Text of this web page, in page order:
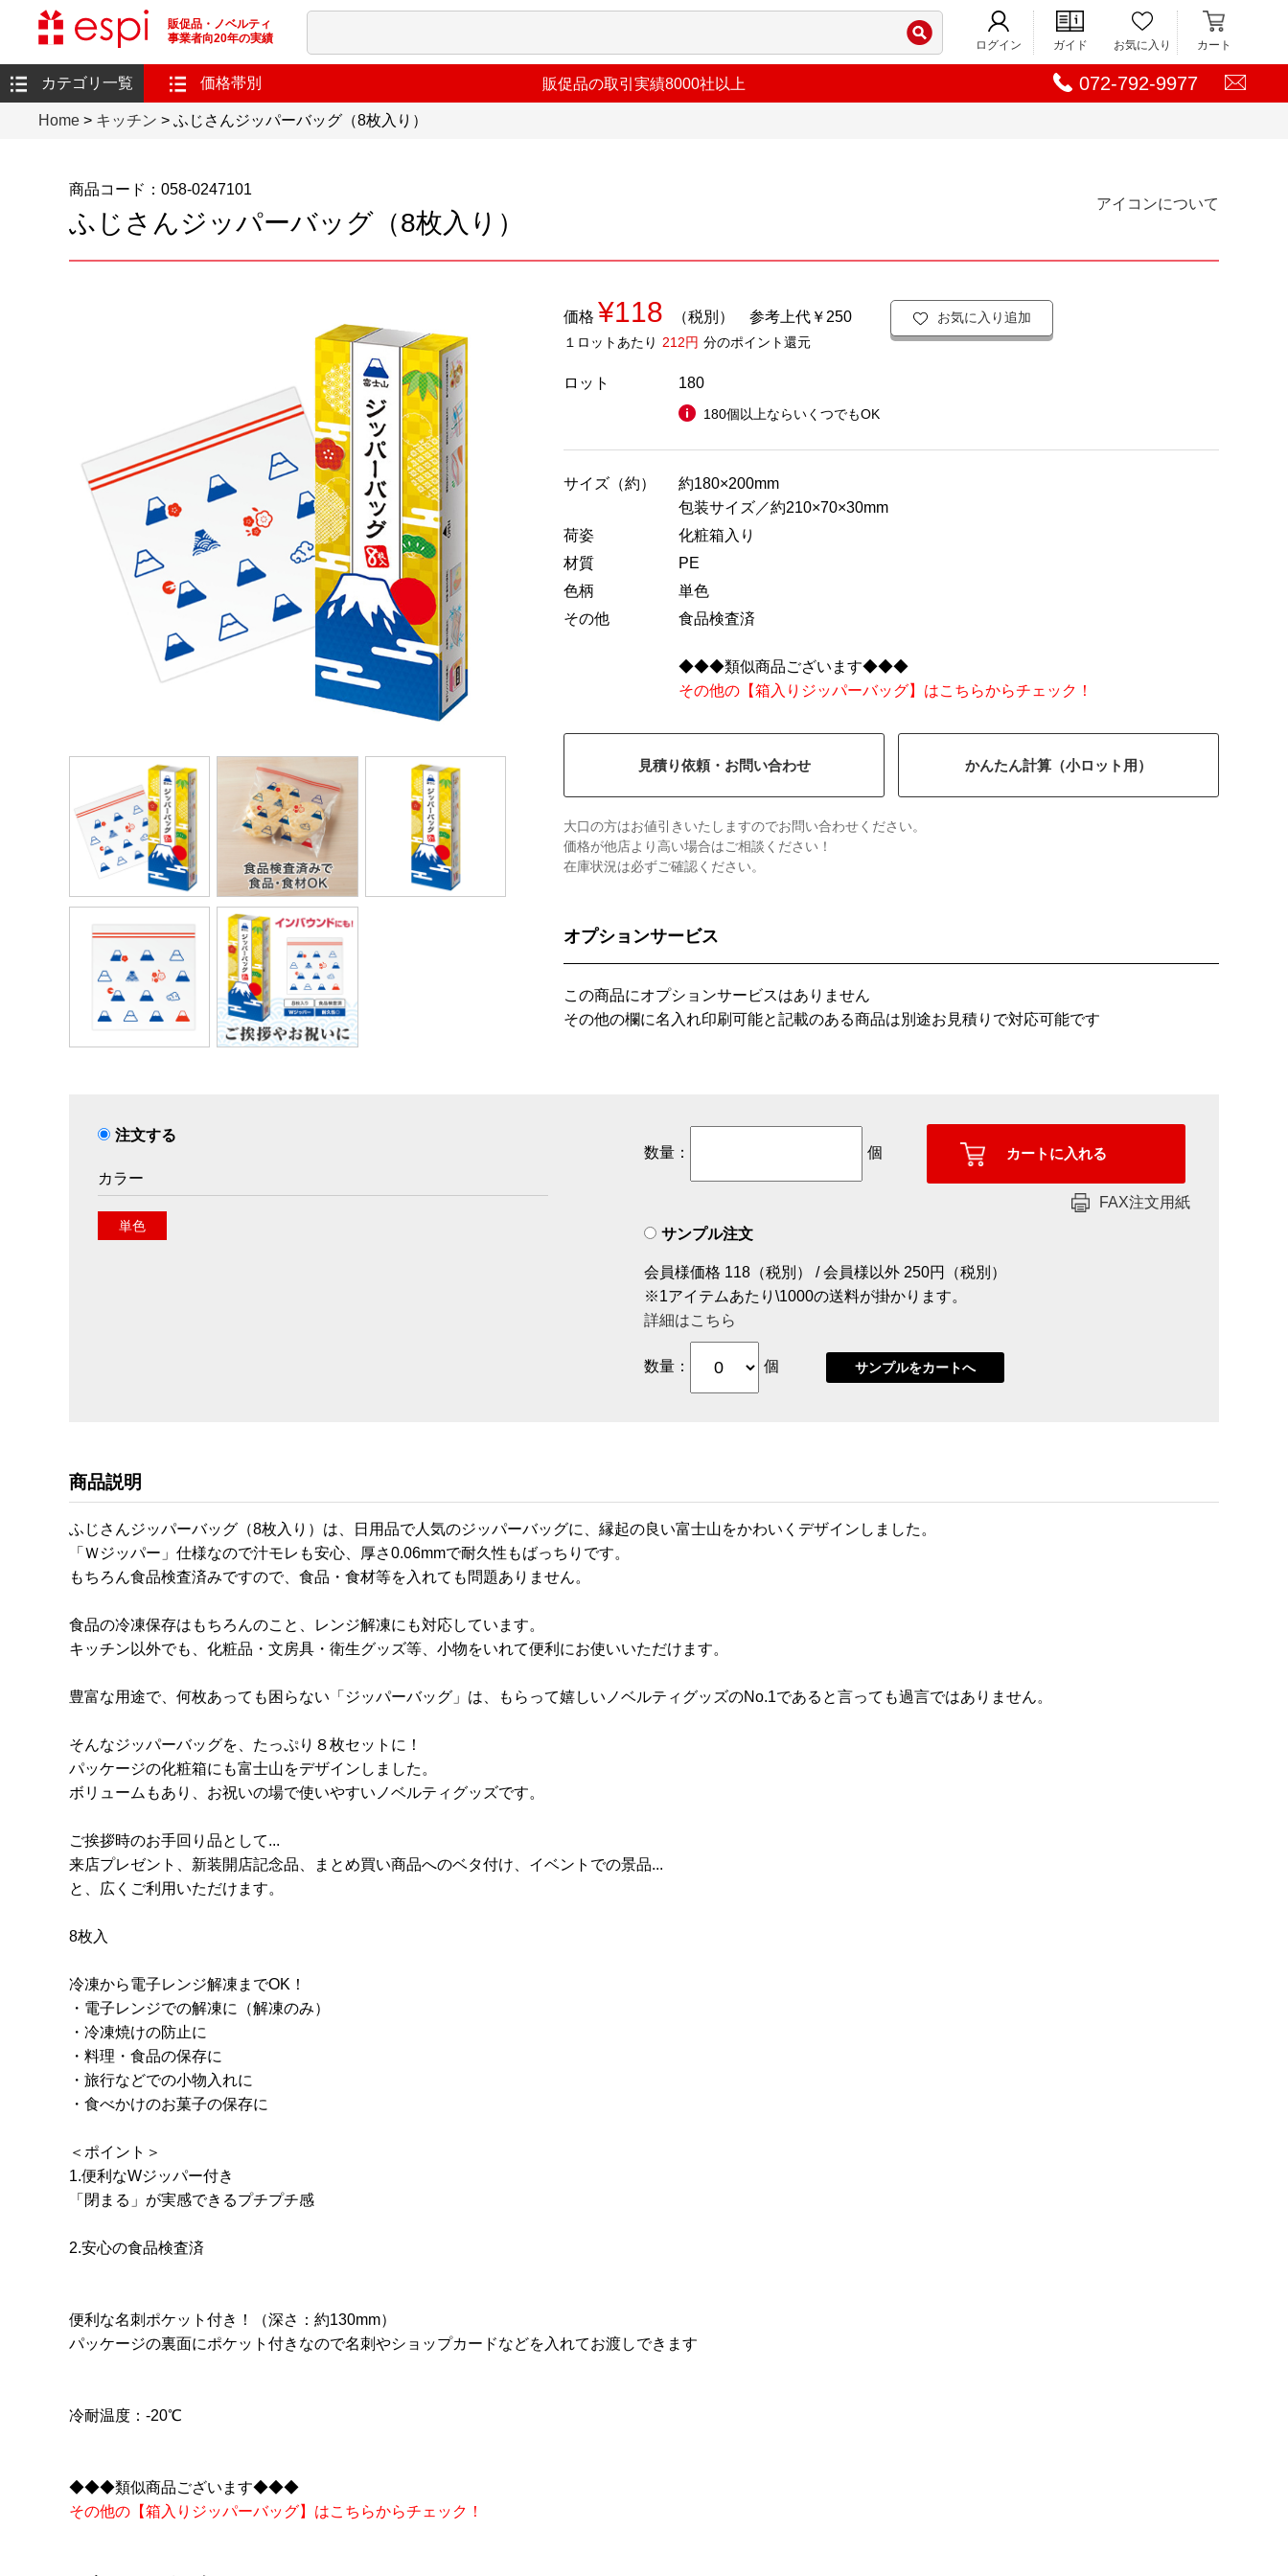
販促品・ノベルティ
事業者向20年の実績
ログイン ガイド お気に入り カート
カテゴリ一覧 価格帯別 072-792-9977
販促品の取引実績8000社以上
Home > キッチン > ふじさんジッパーバッグ（8枚入り）
商品コード：058-0247101
ふじさんジッパーバッグ（8枚入り）
アイコンについて
価格 ¥118 （税別） 参考上代￥250
１ロットあたり 212円 分のポイント還元
お気に入り追加
ロット 180
180個以上ならいくつでもOK
サイズ（約）
約180×200mm
包装サイズ／約210×70×30mm
荷姿
化粧箱入り
材質
PE
色柄
単色
その他
食品検査済
◆◆◆類似商品ございます◆◆◆
その他の【箱入りジッパーバッグ】はこちらからチェック！
見積り依頼・お問い合わせ かんたん計算（小ロット用）
大口の方はお値引きいたしますのでお問い合わせください。
価格が他店より高い場合はご相談ください！
在庫状況は必ずご確認ください。
オプションサービス
この商品にオプションサービスはありません
その他の欄に名入れ印刷可能と記載のある商品は別途お見積りで対応可能です
注文する
カラー
単色
数量： 個
FAX注文用紙
サンプル注文
会員様価格 118（税別） / 会員様以外 250円（税別）
※1アイテムあたり\1000の送料が掛かります。
詳細はこちら
数量： 個
商品説明
ふじさんジッパーバッグ（8枚入り）は、日用品で人気のジッパーバッグに、縁起の良い富士山をかわいくデザインしました。
「Ｗジッパー」仕様なので汁モレも安心、厚さ0.06mmで耐久性もばっちりです。
もちろん食品検査済みですので、食品・食材等を入れても問題ありません。
食品の冷凍保存はもちろんのこと、レンジ解凍にも対応しています。
キッチン以外でも、化粧品・文房具・衛生グッズ等、小物をいれて便利にお使いいただけます。
豊富な用途で、何枚あっても困らない「ジッパーバッグ」は、もらって嬉しいノベルティグッズのNo.1であると言っても過言ではありません。
そんなジッパーバッグを、たっぷり８枚セットに！
パッケージの化粧箱にも富士山をデザインしました。
ボリュームもあり、お祝いの場で使いやすいノベルティグッズです。
ご挨拶時のお手回り品として...
来店プレゼント、新装開店記念品、まとめ買い商品へのベタ付け、イベントでの景品...
と、広くご利用いただけます。
8枚入
冷凍から電子レンジ解凍までOK！
・電子レンジでの解凍に（解凍のみ）
・冷凍焼けの防止に
・料理・食品の保存に
・旅行などでの小物入れに
・食べかけのお菓子の保存に
＜ポイント＞
1.便利なWジッパー付き
「閉まる」が実感できるプチプチ感
2.安心の食品検査済
便利な名刺ポケット付き！（深さ：約130mm）
パッケージの裏面にポケット付きなので名刺やショップカードなどを入れてお渡しできます
冷耐温度：-20℃
◆◆◆類似商品ございます◆◆◆
その他の【箱入りジッパーバッグ】はこちらからチェック！